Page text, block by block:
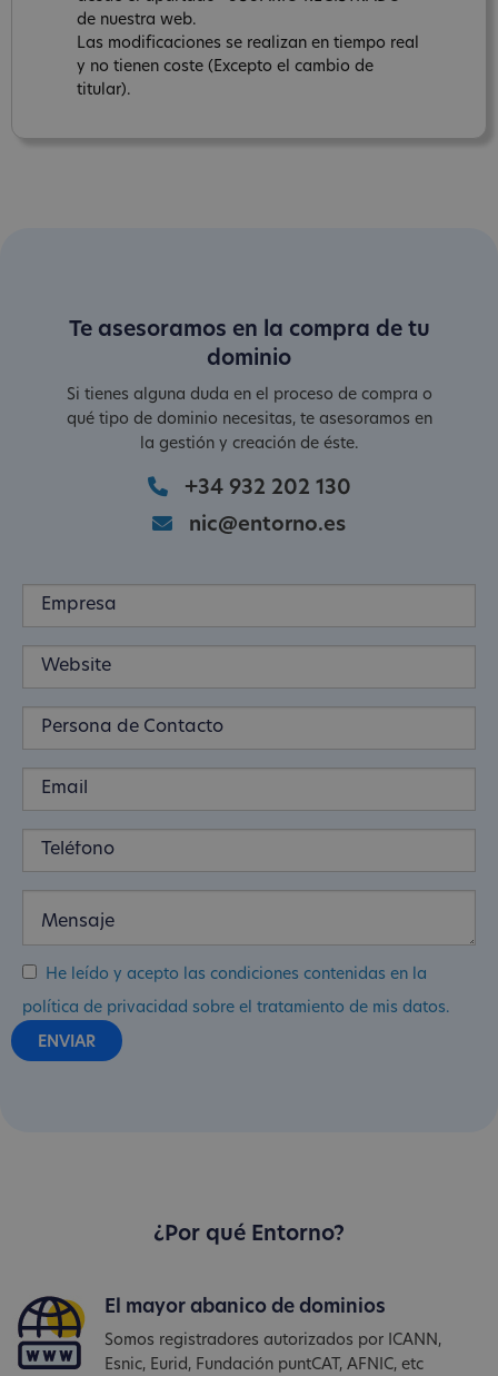
de nuestra web.
Las modificaciones se realizan en tiempo real
y no tienen coste (Excepto el cambio de
titular).
Te asesoramos en la compra de tu
dominio
Si tienes alguna duda en el proceso de compra o
qué tipo de dominio necesitas, te asesoramos en
la gestión y creación de éste.
+34 932 202 130
nic@entorno.es
He leído y acepto las condiciones contenidas en la
política de privacidad sobre el tratamiento de mis datos.
¿Por qué Entorno?
El mayor abanico de dominios
Somos registradores autorizados por ICANN,
Esnic, Eurid, Fundación puntCAT, AFNIC, etc